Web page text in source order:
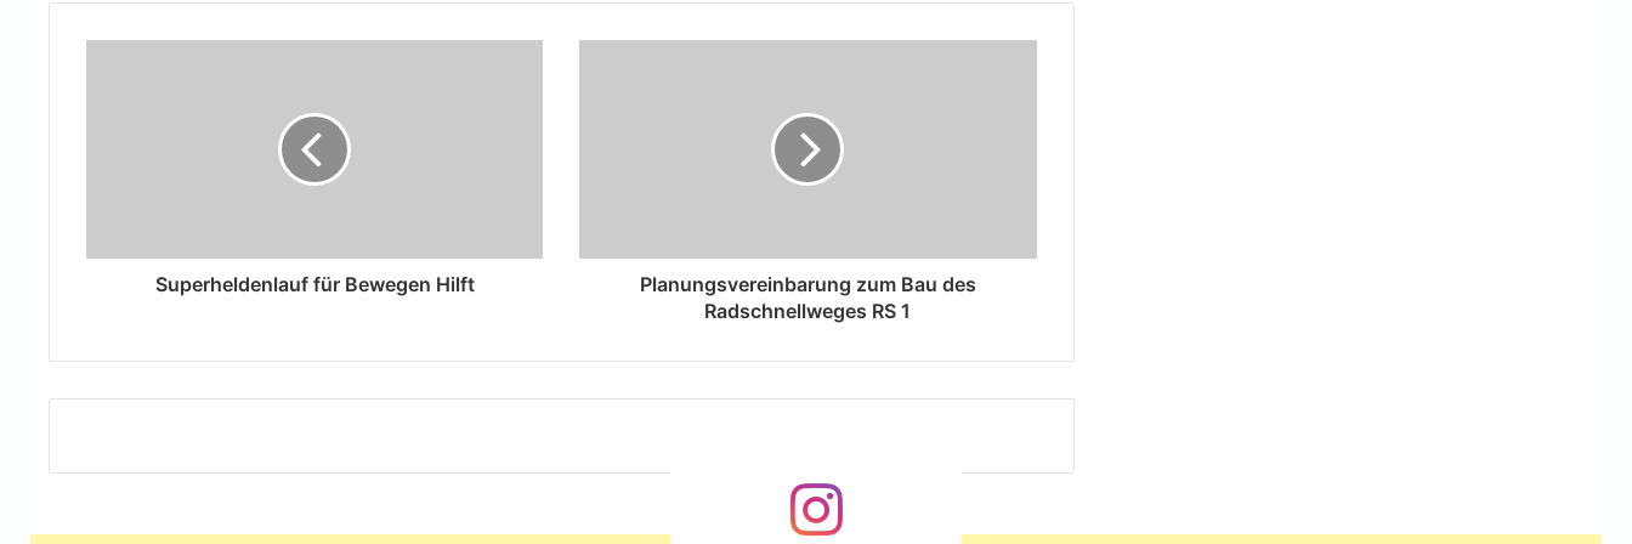
Superheldenlauf für Bewegen Hilft
Planungsvereinbarung zum Bau des
Radschnellweges RS 1